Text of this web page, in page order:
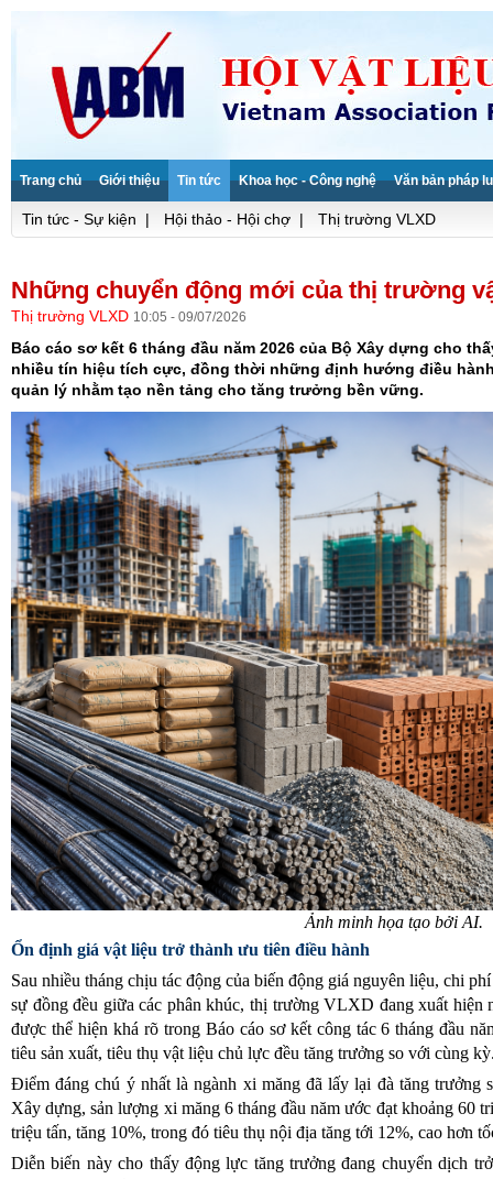
Trang chủ Giới thiệu Tin tức Khoa học - Công nghệ Văn bản pháp
Tin tức - Sự kiện | Hội thảo - Hội chợ | Thị trường VLXD
Những chuyển động mới của thị trường
Thị trường VLXD 10:05 - 09/07/2026
Báo cáo sơ kết 6 tháng đầu năm 2026 của Bộ Xây dựng cho
nhiều tín hiệu tích cực, đồng thời những định hướng điều
quản lý nhằm tạo nền tảng cho tăng trưởng bền vững.
Ảnh minh họa tạo bởi AI.
Ổn định giá vật liệu trở thành ưu tiên điều hành
Sau nhiều tháng chịu tác động của biến động giá nguyên liệu, chi
sự đồng đều giữa các phân khúc, thị trường VLXD đang xuất
được thể hiện khá rõ trong Báo cáo sơ kết công tác 6 tháng đầu
tiêu sản xuất, tiêu thụ vật liệu chủ lực đều tăng trưởng so với cùng
Điểm đáng chú ý nhất là ngành xi măng đã lấy lại đà tăng trưởng
Xây dựng, sản lượng xi măng 6 tháng đầu năm ước đạt khoảng 60
triệu tấn, tăng 10%, trong đó tiêu thụ nội địa tăng tới 12%, cao hơn
Diễn biến này cho thấy động lực tăng trưởng đang chuyển dịch